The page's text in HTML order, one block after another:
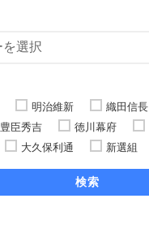
明治維新 織田信長
豊臣秀吉 徳川幕府
大久保利通 新選組
検索